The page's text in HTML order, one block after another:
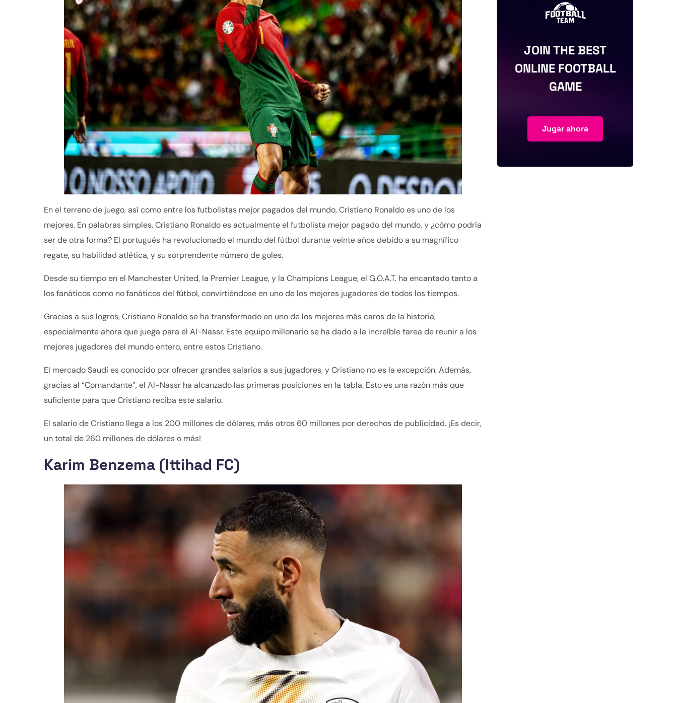
En el terreno de juego, así como entre los futbolistas mejor pagados del mundo, Cristiano Ronaldo es uno de los
mejores. En palabras simples, Cristiano Ronaldo es actualmente el futbolista mejor pagado del mundo, y ¿cómo podría
ser de otra forma? El portugués ha revolucionado el mundo del fútbol durante veinte años debido a su magnífico
regate, su habilidad atlética, y su sorprendente número de goles.
Desde su tiempo en el Manchester United, la Premier League, y la Champions League, el G.O.A.T. ha encantado tanto a
los fanáticos como no fanáticos del fútbol, convirtiéndose en uno de los mejores jugadores de todos los tiempos.
Gracias a sus logros, Cristiano Ronaldo se ha transformado en uno de los mejores más caros de la historia,
especialmente ahora que juega para el Al-Nassr. Este equipo millonario se ha dado a la increíble tarea de reunir a los
mejores jugadores del mundo entero, entre estos Cristiano.
El mercado Saudi es conocido por ofrecer grandes salarios a sus jugadores, y Cristiano no es la excepción. Además,
gracias al “Comandante”, el Al-Nassr ha alcanzado las primeras posiciones en la tabla. Esto es una razón más que
suficiente para que Cristiano reciba este salario.
El salario de Cristiano llega a los 200 millones de dólares, más otros 60 millones por derechos de publicidad. ¡Es decir,
un total de 260 millones de dólares o más!
Karim Benzema (Ittihad FC)
JOIN THE BEST
ONLINE FOOTBALL
GAME
Jugar ahora